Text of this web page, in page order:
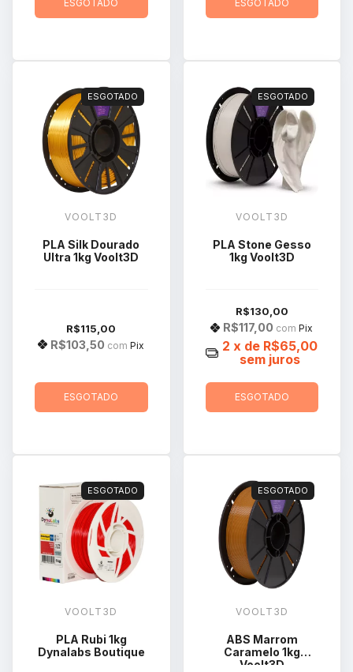
ESGOTADO ESGOTADO
ESGOTADO
VOOLT3D
PLA Silk Dourado
Ultra 1kg Voolt3D
R$115,00
R$103,50 com Pix
ESGOTADO
ESGOTADO
VOOLT3D
PLA Stone Gesso
1kg Voolt3D
R$130,00
R$117,00 com Pix
2 x de R$65,00
sem juros
ESGOTADO
ESGOTADO
VOOLT3D
PLA Rubi 1kg
Dynalabs Boutique
ESGOTADO
VOOLT3D
ABS Marrom
Caramelo 1kg
Voolt3D